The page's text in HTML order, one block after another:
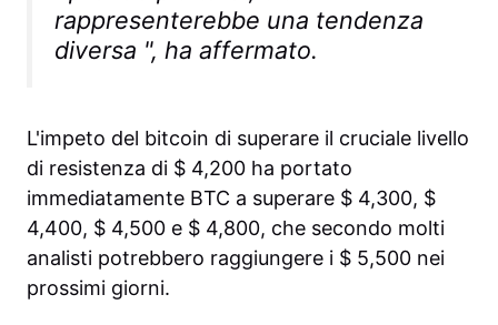
rappresenterebbe una tendenza
diversa ", ha affermato.
L'impeto del bitcoin di superare il cruciale livello
di resistenza di $ 4,200 ha portato
immediatamente BTC a superare $ 4,300, $
4,400, $ 4,500 e $ 4,800, che secondo molti
analisti potrebbero raggiungere i $ 5,500 nei
prossimi giorni.